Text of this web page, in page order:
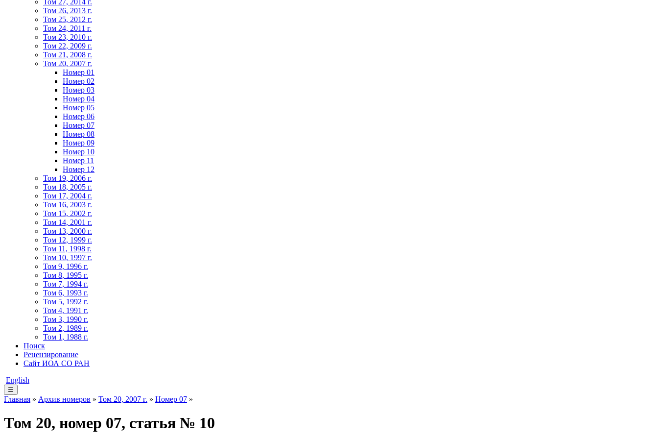
Том 27, 2014 г.
Том 26, 2013 г.
Том 25, 2012 г.
Том 24, 2011 г.
Том 23, 2010 г.
Том 22, 2009 г.
Том 21, 2008 г.
Том 20, 2007 г.
Номер 01
Номер 02
Номер 03
Номер 04
Номер 05
Номер 06
Номер 07
Номер 08
Номер 09
Номер 10
Номер 11
Номер 12
Том 19, 2006 г.
Том 18, 2005 г.
Том 17, 2004 г.
Том 16, 2003 г.
Том 15, 2002 г.
Том 14, 2001 г.
Том 13, 2000 г.
Том 12, 1999 г.
Том 11, 1998 г.
Том 10, 1997 г.
Том 9, 1996 г.
Том 8, 1995 г.
Том 7, 1994 г.
Том 6, 1993 г.
Том 5, 1992 г.
Том 4, 1991 г.
Том 3, 1990 г.
Том 2, 1989 г.
Том 1, 1988 г.
Поиск
Рецензирование
Сайт ИОА СО РАН
English
☰
Главная » Архив номеров » Том 20, 2007 г. » Номер 07 »
Том 20, номер 07, статья № 10